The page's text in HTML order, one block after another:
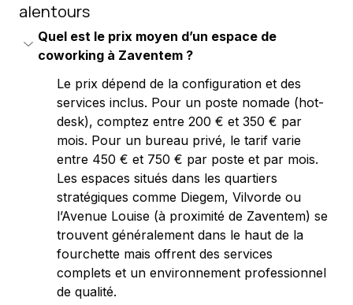
alentours
Quel est le prix moyen d’un espace de
coworking à Zaventem ?
Le prix dépend de la configuration et des
services inclus. Pour un poste nomade (hot-
desk), comptez entre 200 € et 350 € par
mois. Pour un bureau privé, le tarif varie
entre 450 € et 750 € par poste et par mois.
Les espaces situés dans les quartiers
stratégiques comme Diegem, Vilvorde ou
l’Avenue Louise (à proximité de Zaventem) se
trouvent généralement dans le haut de la
fourchette mais offrent des services
complets et un environnement professionnel
de qualité.